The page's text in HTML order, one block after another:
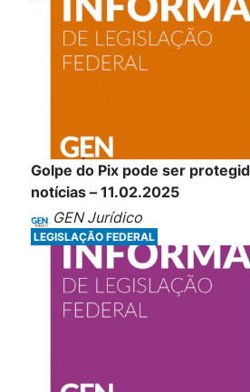
Golpe do Pix pode ser
notícias – 11.02.2025
GEN Jurídico
LEGISLAÇÃO FEDERAL